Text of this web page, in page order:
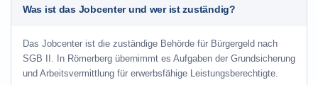
Was ist das Jobcenter und wer ist zuständig?
Das Jobcenter ist die zuständige Behörde für Bürgergeld nach
SGB II. In Römerberg übernimmt es Aufgaben der Grundsicherung
und Arbeitsvermittlung für erwerbsfähige Leistungsberechtigte.